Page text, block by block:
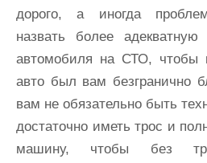
дорого, а иногда
назвать более
автомобиля на СТО, чтобы
авто был вам безгранично
вам не обязательно быть
достаточно иметь трос и
машину, чтобы без